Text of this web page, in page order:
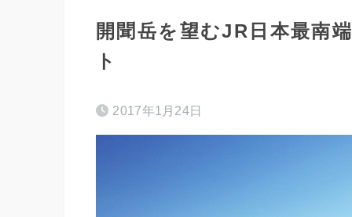
開聞岳を望むJR日本最南
ト
2017年1月24日